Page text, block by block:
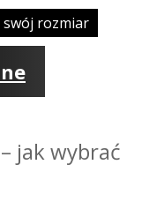
rozmiar
jak wybrać